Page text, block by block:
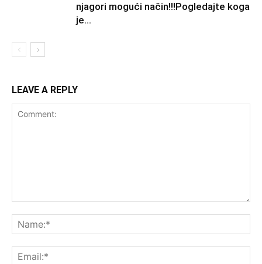
njagori mogući način!!!Pogledajte koga
je...
LEAVE A REPLY